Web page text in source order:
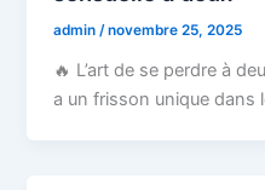
admin/novembre 25, 2025
🔥 L’art de se perdre à
a un frisson unique dans